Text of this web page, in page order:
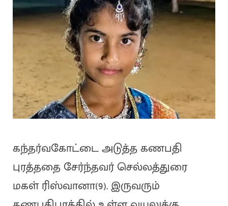
கந்தர்வகோட்டை அடுத்த கணபதி
புரத்ததை சேர்ந்தவர் செல்லத்துரை
மகள் ரிஸ்வானா(9). இருவரும்